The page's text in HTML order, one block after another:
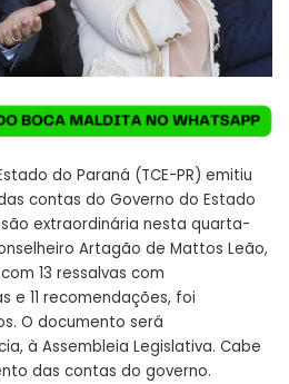
do Paraná (TCE-PR) emitiu
contas do Governo do Estado
extraordinária nesta quarta-
Artagão de Mattos Leão,
13 ressalvas com
e 11 recomendações, foi
O documento será
à Assembleia Legislativa. Cabe
das contas do governo.